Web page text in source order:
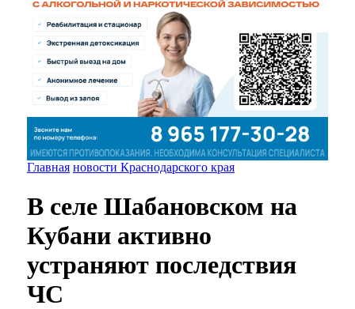
Главная новости Краснодарского края
В селе Шабановском на
Кубани активно
устраняют последствия
ЧС